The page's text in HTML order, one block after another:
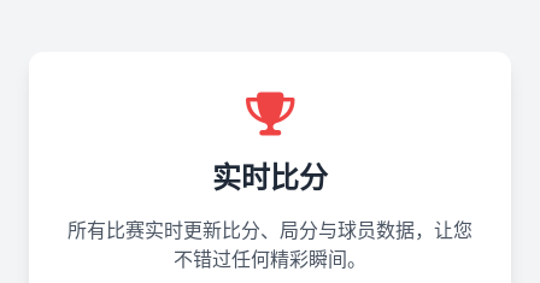
实时比分
所有比赛实时更新比分、局分与球员数据，让您
不错过任何精彩瞬间。